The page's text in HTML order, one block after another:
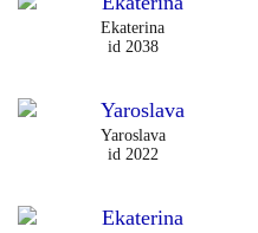
Ekaterina
id 2038
Yaroslava
id 2022